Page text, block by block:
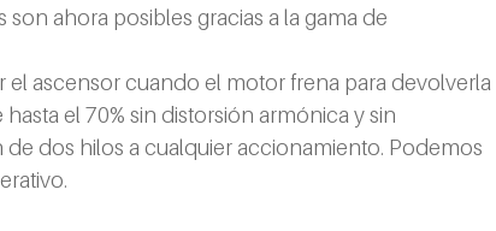
ahora posibles gracias a la gama de
el ascensor cuando el motor frena para devolverla
el 70% sin distorsión armónica y sin
dos hilos a cualquier accionamiento. Podemos